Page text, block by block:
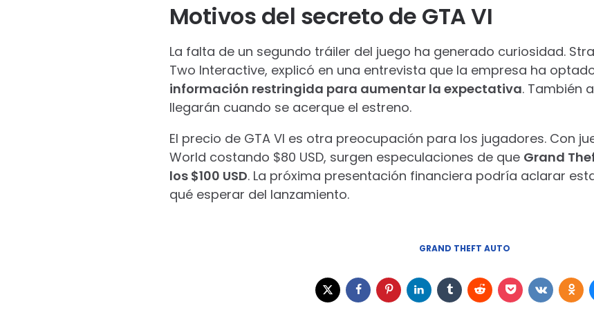
Motivos del secreto de GTA VI
La falta de un segundo tráiler del juego ha generado curiosidad.
Two Interactive, explicó en una entrevista que la empresa ha
información restringida para aumentar la expectativa. También
llegarán cuando se acerque el estreno.
El precio de GTA VI es otra preocupación para los jugadores. Con
World costando $80 USD, surgen especulaciones de que Grand
los $100 USD. La próxima presentación financiera podría aclarar
qué esperar del lanzamiento.
GRAND THEFT AUTO